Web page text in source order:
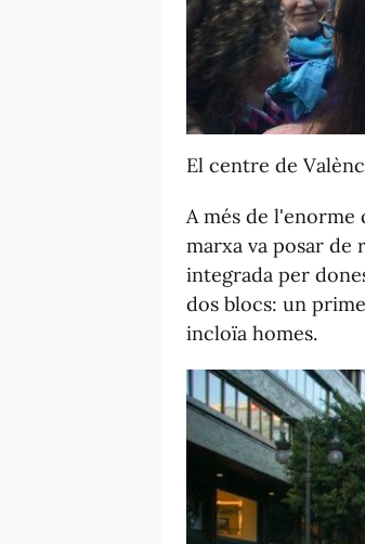
El centre de
A més de
marxa va posar de
integrada per
dos blocs: un
incloïa homes.